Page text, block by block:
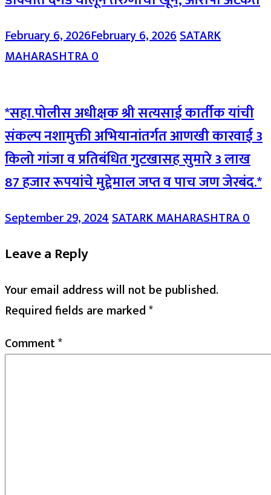
February 6, 2026February 6, 2026SATARK
MAHARASHTRA0
*सहा.पोलीस अधीक्षक श्री सत्यसाई कार्तीक यांची
संकल्प नशामुक्ती अभियानांतर्गत आणखी कारवाई 3
किलो गांजा व प्रतिबंधित गुटखासह सुमारे 3 लाख
87 हजार रूपयांचे मुद्देमाल जप्त व पाच जण जेरबंद.*
September 29, 2024SATARK MAHARASHTRA0
Leave a Reply
Your email address will not be published.
Required fields are marked*
Comment*